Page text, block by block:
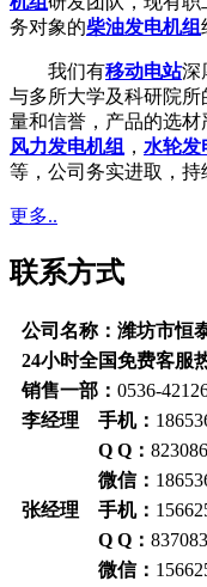
务对象的柴油发电机组
我们有移动电站深
与多所大学及科研院
量和信誉，产品的选
风力发电机组 ， 水轮发
等，公司务实进取，持
更多..
联系方式
公司名称：潍坊市恒
24小时全国免费客服
销售一部： 0536-
李经理 手机：
Q Q：
微信：
张经理 手机：
Q Q：
微信：